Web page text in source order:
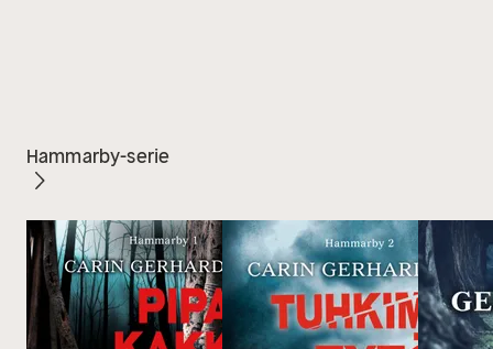
Hammarby-serie